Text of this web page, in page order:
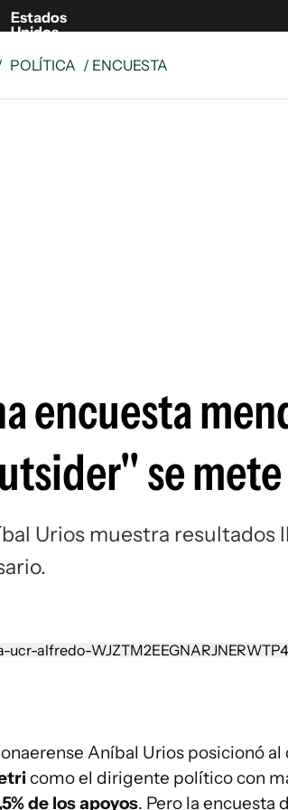
Estados
Unidos
POLÍTICA / ENCUESTA
encuesta
se
Urios muestra resultados
Aníbal Urios posicionó
como el dirigente político con
de los apoyos. Pero la encuesta